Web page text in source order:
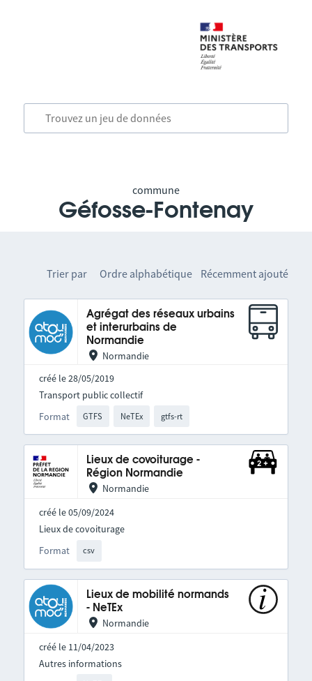
commune
Géfosse-Fontenay
Trier par Ordre alphabétique Récemment ajouté
Agrégat des réseaux urbains
et interurbains de
Normandie
Normandie
créé le 28/05/2019
Format GTFS NeTEx gtfs-rt
Transport public collectif
Lieux de covoiturage -
Région Normandie
Normandie
créé le 05/09/2024
Format csv
Lieux de covoiturage
Lieux de mobilité normands
- NeTEx
Normandie
créé le 11/04/2023
Autres informations